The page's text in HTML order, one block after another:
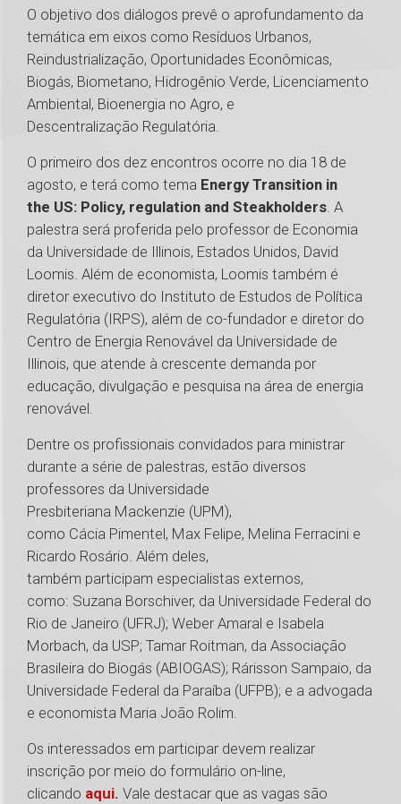
O objetivo dos diálogos prevê o aprofundamento da
temática em eixos como Resíduos Urbanos,
Reindustrialização, Oportunidades Econômicas,
Biogás, Biometano, Hidrogênio Verde, Licenciamento
Ambiental, Bioenergia no Agro, e
Descentralização Regulatória.
O primeiro dos dez encontros ocorre no dia 18 de
agosto, e terá como tema Energy Transition in
the US: Policy, regulation and Steakholders. A
palestra será proferida pelo professor de Economia
da Universidade de Illinois, Estados Unidos, David
Loomis. Além de economista, Loomis também é
diretor executivo do Instituto de Estudos de Política
Regulatória (IRPS), além de co-fundador e diretor do
Centro de Energia Renovável da Universidade de
Illinois, que atende à crescente demanda por
educação, divulgação e pesquisa na área de energia
renovável.
Dentre os profissionais convidados para ministrar
durante a série de palestras, estão diversos
professores da Universidade
Presbiteriana Mackenzie (UPM),
como Cácia Pimentel, Max Felipe, Melina Ferracini e
Ricardo Rosário. Além deles,
também participam especialistas externos,
como: Suzana Borschiver, da Universidade Federal do
Rio de Janeiro (UFRJ); Weber Amaral e Isabela
Morbach, da USP; Tamar Roitman, da Associação
Brasileira do Biogás (ABIOGAS); Rárisson Sampaio, da
Universidade Federal da Paraíba (UFPB); e a advogada
e economista Maria João Rolim.
Os interessados em participar devem realizar
inscrição por meio do formulário on-line,
clicando aqui. Vale destacar que as vagas são